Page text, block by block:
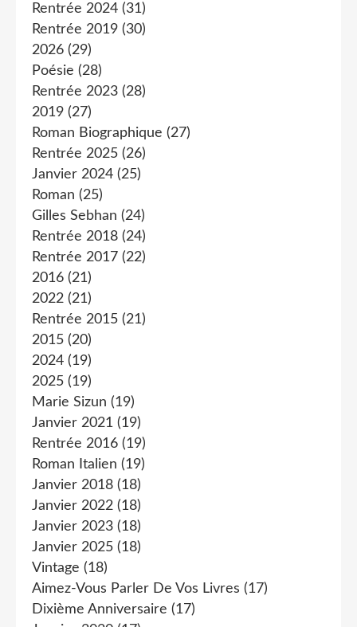
Rentrée 2024 (31)
Rentrée 2019 (30)
2026 (29)
Poésie (28)
Rentrée 2023 (28)
2019 (27)
Roman Biographique (27)
Rentrée 2025 (26)
Janvier 2024 (25)
Roman (25)
Gilles Sebhan (24)
Rentrée 2018 (24)
Rentrée 2017 (22)
2016 (21)
2022 (21)
Rentrée 2015 (21)
2015 (20)
2024 (19)
2025 (19)
Marie Sizun (19)
Janvier 2021 (19)
Rentrée 2016 (19)
Roman Italien (19)
Janvier 2018 (18)
Janvier 2022 (18)
Janvier 2023 (18)
Janvier 2025 (18)
Vintage (18)
Aimez-Vous Parler De Vos Livres (17)
Dixième Anniversaire (17)